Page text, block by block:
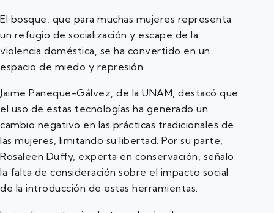
El bosque, que para muchas mujeres representa
un refugio de socialización y escape de la
violencia doméstica, se ha convertido en un
espacio de miedo y represión.
Jaime Paneque-Gálvez, de la UNAM, destacó que
el uso de estas tecnologías ha generado un
cambio negativo en las prácticas tradicionales de
las mujeres, limitando su libertad. Por su parte,
Rosaleen Duffy, experta en conservación, señaló
la falta de consideración sobre el impacto social
de la introducción de estas herramientas.